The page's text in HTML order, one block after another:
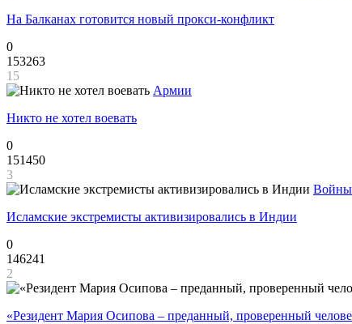
На Балканах готовится новый прокси-конфликт
0
153263
15
Армии
Никто не хотел воевать
0
151450
3
Войны
Исламские экстремисты активизировались в Индии
0
146241
2
«Резидент Мария Осипова – преданный, проверенный